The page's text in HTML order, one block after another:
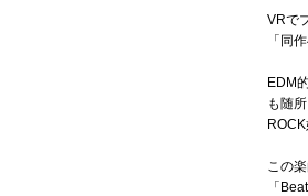
VRで
「同
EDM
も随
この
「